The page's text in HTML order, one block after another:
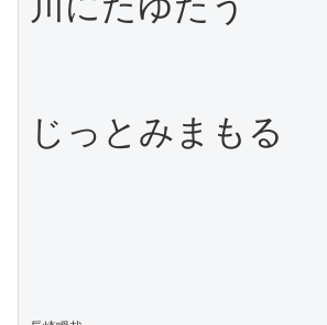
じっとみまもる